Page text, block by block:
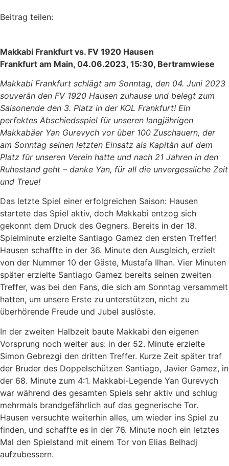
Beitrag teilen:
Makkabi Frankfurt vs. FV 1920 Hausen
Frankfurt am Main, 04.06.2023, 15:30, Bertramwiese
Makkabi Frankfurt schlägt am Sonntag, den 04. Juni 2023
souverän den FV 1920 Hausen zuhause und belegt zum
Saisonende den 3. Platz in der KOL Frankfurt! Ein
perfektes Abschiedsspiel für unseren langjährigen
Makkabäer Yan Gurevych vor über 100 Zuschauern, der
am Sonntag seinen letzten Einsatz als Kapitän auf dem
Platz für unseren Verein hatte und nach 21 Jahren in den
Ruhestand geht – danke Yan, für all die unvergessliche Zeit
und Treue!
Das letzte Spiel einer erfolgreichen Saison: Hausen
startete das Spiel aktiv, doch Makkabi entzog sich
gekonnt dem Druck des Gegners. Bereits in der 18.
Spielminute erzielte Santiago Gamez den ersten Treffer!
Hausen schaffte in der 36. Minute den Ausgleich, erzielt
von der Nummer 10 der Gäste, Mustafa Ilhan. Vier Minuten
später erzielte Santiago Gamez bereits seinen zweiten
Treffer, was bei den Fans, die sich am Sonntag versammelt
hatten, um unsere Erste zu unterstützen, nicht zu
überhörende Freude und Jubel auslöste.
In der zweiten Halbzeit baute Makkabi den eigenen
Vorsprung noch weiter aus: in der 52. Minute erzielte
Simon Gebrezgi den dritten Treffer. Kurze Zeit später traf
der Bruder des Doppelschützen Santiago, Javier Gamez, in
der 68. Minute zum 4:1. Makkabi-Legende Yan Gurevych
war während des gesamten Spiels sehr aktiv und schlug
mehrmals brandgefährlich auf das gegnerische Tor.
Hausen versuchte weiterhin alles, um wieder ins Spiel zu
finden, und schaffte es in der 76. Minute noch ein letztes
Mal den Spielstand mit einem Tor von Elias Belhadj
aufzubessern.